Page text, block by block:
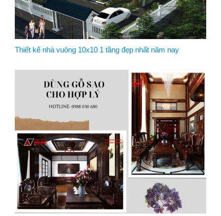
Thiết kế nhà vuông 10x10 1 tầng đẹp nhất năm nay